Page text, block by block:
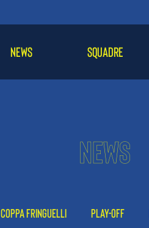
NEWS SQUADRE
NEWS
Coppa Fringuelli Play-off